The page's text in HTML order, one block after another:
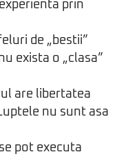
prin
de „bestii”
exista o „clasa”
are libertatea
nu sunt asa
pot executa